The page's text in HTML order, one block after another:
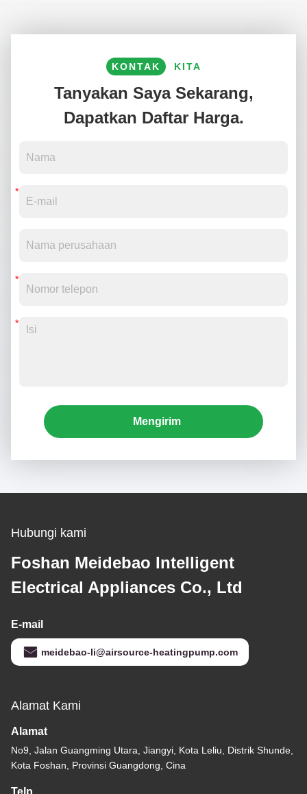
KONTAK KITA
Tanyakan Saya Sekarang,
Dapatkan Daftar Harga.
Mengirim
Hubungi kami
Foshan Meidebao Intelligent
Electrical Appliances Co., Ltd
E-mail
meidebao-li@airsource-heatingpump.com
Alamat Kami
Alamat
No9, Jalan Guangming Utara, Jiangyi, Kota Leliu, Distrik Shunde,
Kota Foshan, Provinsi Guangdong, Cina
Telp